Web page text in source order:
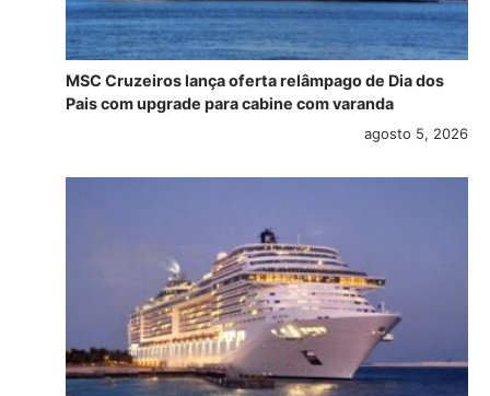
MSC Cruzeiros lança oferta relâmpago de Dia dos
Pais com upgrade para cabine com varanda
agosto 5, 2026